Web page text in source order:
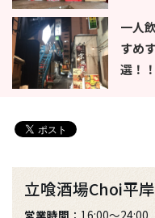
一人
すめ
選！！
立喰酒場Choi平
営業時間 ：16:00～24:00